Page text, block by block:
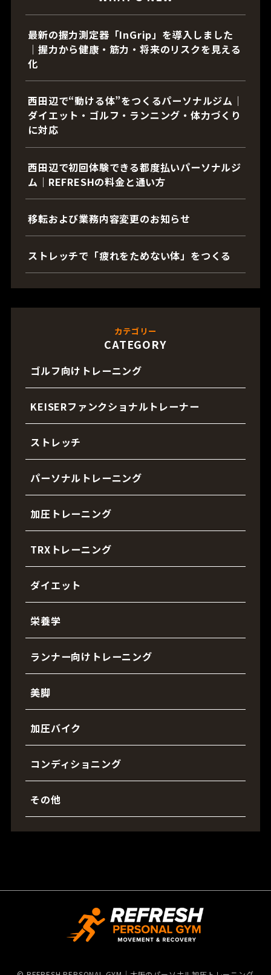
最新の握力測定器「InGrip」を導入しました
｜握力から健康・筋力・将来のリスクを見える
化
西田辺で“動ける体”をつくるパーソナルジム｜
ダイエット・ゴルフ・ランニング・体力づくり
に対応
西田辺で初回体験できる都度払いパーソナルジ
ム｜REFRESHの料金と通い方
移転および業務内容変更のお知らせ
ストレッチで「疲れをためない体」をつくる
カテゴリー
CATEGORY
ゴルフ向けトレーニング
KEISERファンクショナルトレーナー
ストレッチ
パーソナルトレーニング
加圧トレーニング
TRXトレーニング
ダイエット
栄養学
ランナー向けトレーニング
美脚
加圧バイク
コンディショニング
その他